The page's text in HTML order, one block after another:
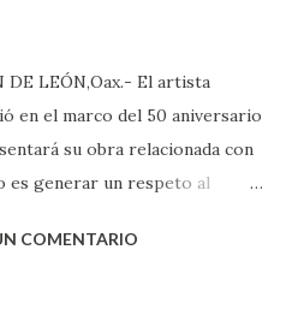
LEÓN,Oax.- El artista
en el marco del 50 aniversario
su obra relacionada con
generar un respeto al
6 obras inéditas en este
COMENTARIO